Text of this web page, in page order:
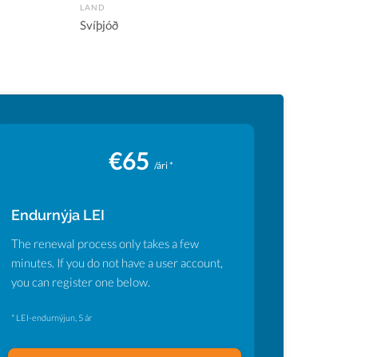
LAND
Svíþjóð
€65 /ári *
Endurnýja LEI
The renewal process only takes a few
minutes. If you do not have a user account,
you can register one below.
* LEI-endurnýjun, 5 ár